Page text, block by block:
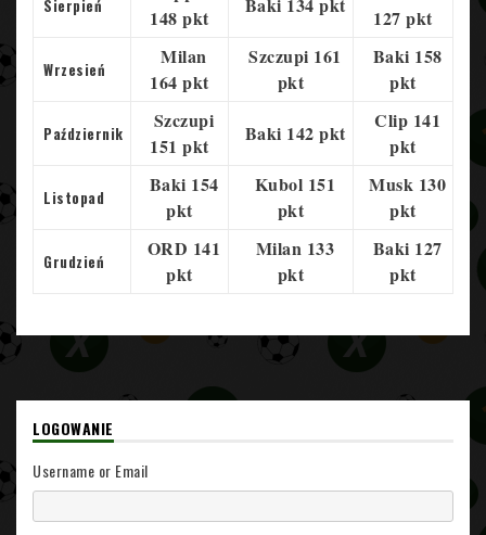
Sierpień
148 pkt
Baki 134 pkt
127 pkt
Wrzesień
Milan
164 pkt
Szczupi 161
pkt
Baki 158
pkt
Październik
Szczupi
151 pkt
Baki 142 pkt
Clip 141
pkt
Listopad
Baki 154
pkt
Kubol 151
pkt
Musk 130
pkt
Grudzień
ORD 141
pkt
Milan 133
pkt
Baki 127
pkt
LOGOWANIE
Username or Email